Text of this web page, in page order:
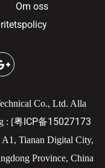
Om oss
Co., Ltd. Alla
: [粤ICP备15027173
Tianan Digital City,
Province, China